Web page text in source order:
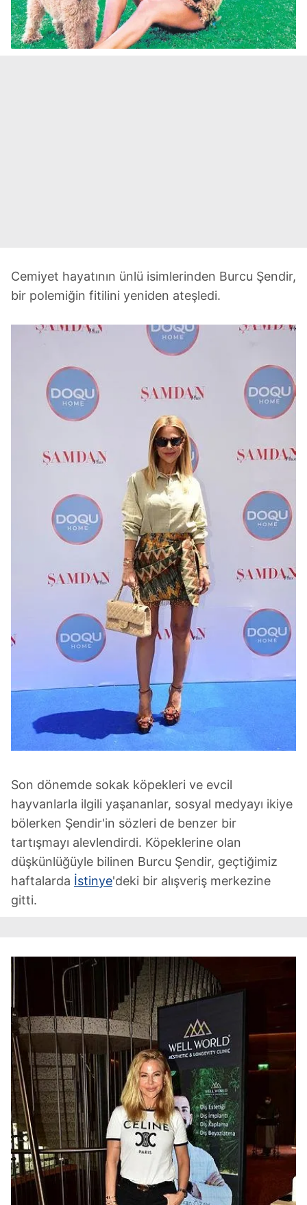
Cemiyet hayatının ünlü isimlerinden Burcu Şendir,
bir polemiğin fitilini yeniden ateşledi.
Son dönemde sokak köpekleri ve evcil
hayvanlarla ilgili yaşananlar, sosyal medyayı ikiye
bölerken Şendir'in sözleri de benzer bir
tartışmayı alevlendirdi. Köpeklerine olan
düşkünlüğüyle bilinen Burcu Şendir, geçtiğimiz
haftalarda İstinye'deki bir alışveriş merkezine
gitti.